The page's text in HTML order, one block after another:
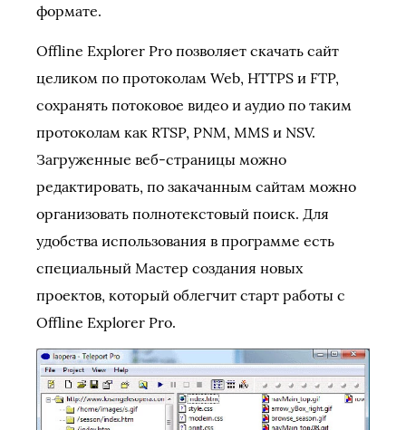
формате.
Offline Explorer Pro позволяет скачать сайт
целиком по протоколам Web, HTTPS и FTP,
сохранять потоковое видео и аудио по таким
протоколам как RTSP, PNM, MMS и NSV.
Загруженные веб-страницы можно
редактировать, по закачанным сайтам можно
организовать полнотекстовый поиск. Для
удобства использования в программе есть
специальный Мастер создания новых
проектов, который облегчит старт работы с
Offline Explorer Pro.